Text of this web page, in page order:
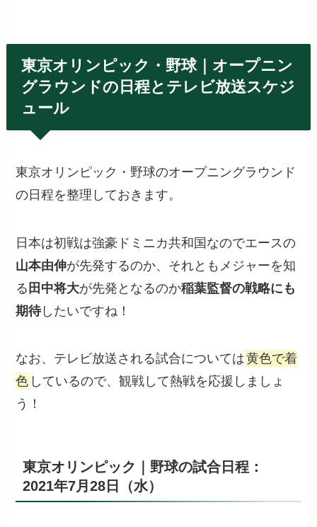
東京オリンピック・野球｜オープニン
グラウンドの日程とテレビ放送スケジ
ュール
東京オリンピック・野球のオープニングラウンド
の日程を整理しておきます。
日本は初戦は強豪ドミニカ共和国なのでエースの
山本由伸が先発するのか、それともメジャーを知
る 田中将大が先発となるのか稲葉監督の戦略にも
期待したいですね！
なお、テレビ放送される試合については黄色で着
色 しているので、観戦して熱戦を応援しましょ
う！
東京オリンピック｜野球の試合日程：
2021年7月28日（水）